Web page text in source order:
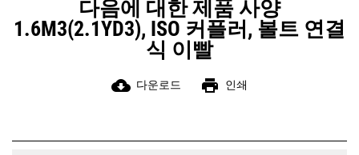
다음에 대한 제품 사양
1.6M3(2.1YD3), ISO 커플러, 볼트 연결
식 이빨
cloud_download 다운로드 print 인쇄